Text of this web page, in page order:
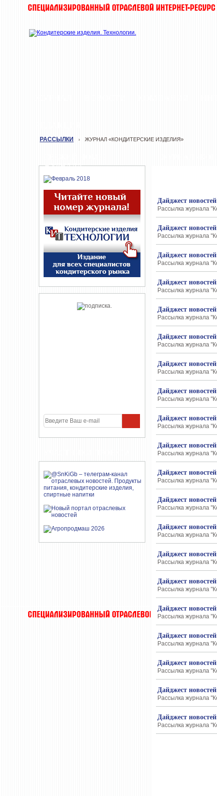
ЖУРНАЛА
РАССЫЛКИ › ЖУРНАЛ «КОНДИТЕРСКИЕ ИЗДЕЛИЯ»
Дайджест
Рассылка журнала
Дайджест
Рассылка журнала
Дайджест
Рассылка журнала
Дайджест
Рассылка журнала
Дайджест
Рассылка журнала
Дайджест
Рассылка журнала
Дайджест
Рассылка журнала
Дайджест
Рассылка журнала
Дайджест
Рассылка журнала
Дайджест
Рассылка журнала
Дайджест
Рассылка журнала
Дайджест
Рассылка журнала
Дайджест
Рассылка журнала
Дайджест
Рассылка журнала
Дайджест
Рассылка журнала
Дайджест
Рассылка журнала
Дайджест
Рассылка журнала
Дайджест
Рассылка журнала
Дайджест
Рассылка журнала
Дайджест
Рассылка журнала